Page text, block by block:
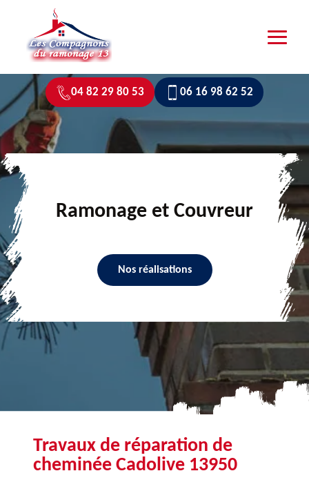
04 82 29 80 53 06 16 98 62 52
Ramonage et Couvreur
Nos réalisations
Travaux de réparation de
cheminée Cadolive 13950